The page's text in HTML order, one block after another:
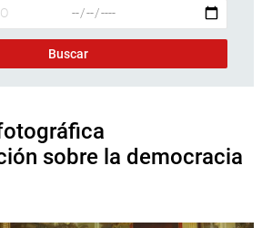
sobre la democracia